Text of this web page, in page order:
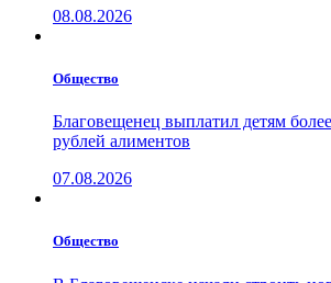
08.08.2026
Общество
Благовещенец выплатил детям
рублей алиментов
07.08.2026
Общество